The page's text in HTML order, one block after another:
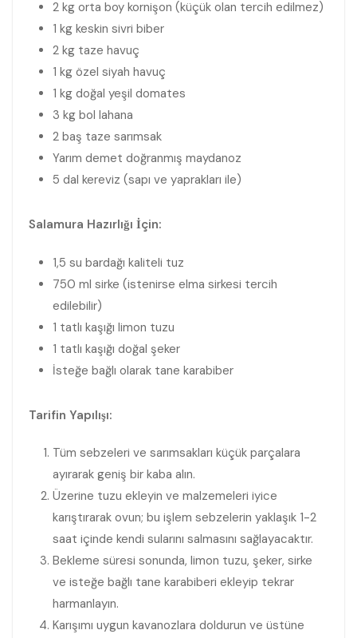
2 kg orta boy kornişon (küçük olan tercih edilmez)
1 kg keskin sivri biber
2 kg taze havuç
1 kg özel siyah havuç
1 kg doğal yeşil domates
3 kg bol lahana
2 baş taze sarımsak
Yarım demet doğranmış maydanoz
5 dal kereviz (sapı ve yaprakları ile)
Salamura Hazırlığı İçin:
1,5 su bardağı kaliteli tuz
750 ml sirke (istenirse elma sirkesi tercih
edilebilir)
1 tatlı kaşığı limon tuzu
1 tatlı kaşığı doğal şeker
İsteğe bağlı olarak tane karabiber
Tarifin Yapılışı:
Tüm sebzeleri ve sarımsakları küçük parçalara
ayırarak geniş bir kaba alın.
Üzerine tuzu ekleyin ve malzemeleri iyice
karıştırarak ovun; bu işlem sebzelerin yaklaşık 1-2
saat içinde kendi sularını salmasını sağlayacaktır.
Bekleme süresi sonunda, limon tuzu, şeker, sirke
ve isteğe bağlı tane karabiberi ekleyip tekrar
harmanlayın.
Karışımı uygun kavanozlara doldurun ve üstüne